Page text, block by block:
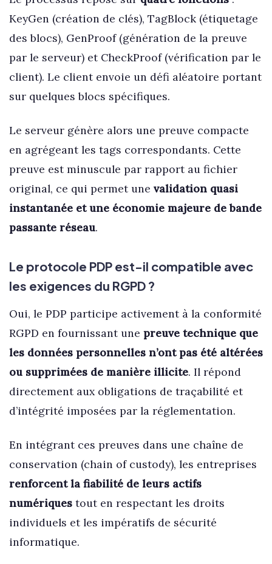
KeyGen (création de clés), TagBlock (étiquetage
des blocs), GenProof (génération de la preuve
par le serveur) et CheckProof (vérification par le
client). Le client envoie un défi aléatoire portant
sur quelques blocs spécifiques.
Le serveur génère alors une preuve compacte
en agrégeant les tags correspondants. Cette
preuve est minuscule par rapport au fichier
original, ce qui permet une validation quasi
instantanée et une économie majeure de bande
passante réseau.
Le protocole PDP est-il compatible avec
les exigences du RGPD ?
Oui, le PDP participe activement à la conformité
RGPD en fournissant une preuve technique que
les données personnelles n’ont pas été altérées
ou supprimées de manière illicite. Il répond
directement aux obligations de traçabilité et
d’intégrité imposées par la réglementation.
En intégrant ces preuves dans une chaîne de
conservation (chain of custody), les entreprises
renforcent la fiabilité de leurs actifs
numériquestout en respectant les droits
individuels et les impératifs de sécurité
informatique.